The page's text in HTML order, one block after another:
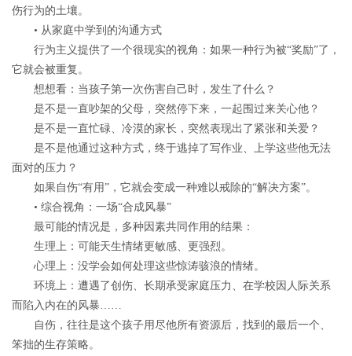
伤行为的土壤。
• 从家庭中学到的沟通方式
行为主义提供了一个很现实的视角：如果一种行为被“奖励”了，
它就会被重复。
想想看：当孩子第一次伤害自己时，发生了什么？
是不是一直吵架的父母，突然停下来，一起围过来关心他？
是不是一直忙碌、冷漠的家长，突然表现出了紧张和关爱？
是不是他通过这种方式，终于逃掉了写作业、上学这些他无法
面对的压力？
如果自伤“有用”，它就会变成一种难以戒除的“解决方案”。
• 综合视角：一场“合成风暴”
最可能的情况是，多种因素共同作用的结果：
生理上 ：可能天生情绪更敏感、更强烈。
心理上 ：没学会如何处理这些惊涛骇浪的情绪。
环境上 ：遭遇了创伤、长期承受家庭压力、在学校因人际关系
而陷入内在的风暴……
自伤，往往是这个孩子用尽他所有资源后，找到的最后一个、
笨拙的生存策略。